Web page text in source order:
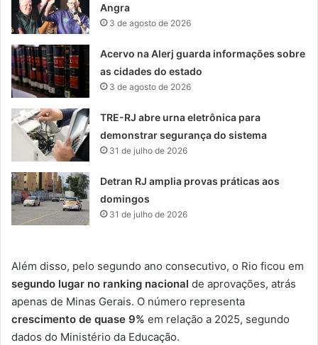
Angra
3 de agosto de 2026
Acervo na Alerj guarda informações sobre
as cidades do estado
3 de agosto de 2026
TRE-RJ abre urna eletrônica para
demonstrar segurança do sistema
31 de julho de 2026
Detran RJ amplia provas práticas aos
domingos
31 de julho de 2026
Além disso, pelo segundo ano consecutivo, o Rio ficou em
segundo lugar no ranking nacional de aprovações, atrás
apenas de Minas Gerais. O número representa
crescimento de quase 9% em relação a 2025, segundo
dados do Ministério da Educação.